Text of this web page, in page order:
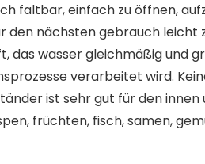
faltbar, einfach zu öffnen,
nächsten gebrauch leicht
das wasser gleichmäßig und
verarbeitet wird.
ist sehr gut für den
früchten, fisch, samen,